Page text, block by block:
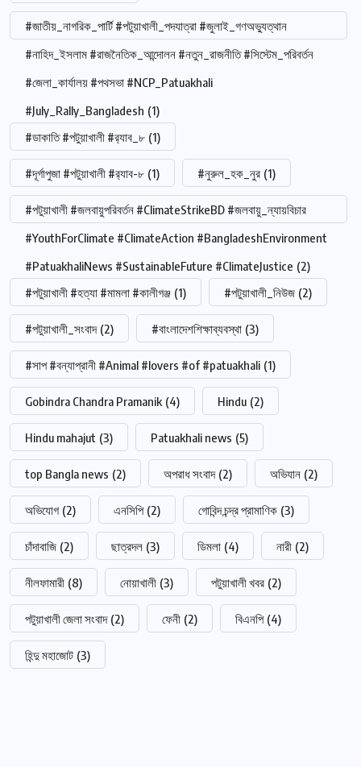
#জাতীয়_নাগরিক_পার্টি #পটুয়াখালী_পদযাত্রা #জুলাই_গণঅভ্যুত্থান
#নাহিদ_ইসলাম #রাজনৈতিক_আন্দোলন #নতুন_রাজনীতি #সিস্টেম_পরিবর্তন
#জেলা_কার্যালয় #পথসভা #NCP_Patuakhali
#July_Rally_Bangladesh (1)
#ডাকাতি #পটুয়াখালী #র‍্যাব_৮ (1)
#দূর্গাপুজা #পটুয়াখালী #র‍্যাব-৮ (1) #নুরুল_হক_নুর (1)
#পটুয়াখালী #জলবায়ুপরিবর্তন #ClimateStrikeBD #জলবায়ু_ন্যায়বিচার
#YouthForClimate #ClimateAction #BangladeshEnvironment
#PatuakhaliNews #SustainableFuture #ClimateJustice (2)
#পটুয়াখালী #হত্যা #মামলা #কালীগঞ্জ (1) #পটুয়াখালী_নিউজ (2)
#পটুয়াখালী_সংবাদ (2) #বাংলাদেশশিক্ষাব্যবস্থা (3)
#সাপ #বন্যাপ্রানী #Animal #lovers #of #patuakhali (1)
Gobindra Chandra Pramanik (4) Hindu (2)
Hindu mahajut (3) Patuakhali news (5)
top Bangla news (2) অপরাধ সংবাদ (2) অভিযান (2)
অভিযোগ (2) এনসিপি (2) গোবিন্দ চন্দ্র প্রামাণিক (3)
চাঁদাবাজি (2) ছাত্রদল (3) ডিমলা (4) নারী (2)
নীলফামারী (8) নোয়াখালী (3) পটুয়াখালী খবর (2)
পটুয়াখালী জেলা সংবাদ (2) ফেনী (2) বিএনপি (4)
হিন্দু মহাজোট (3)